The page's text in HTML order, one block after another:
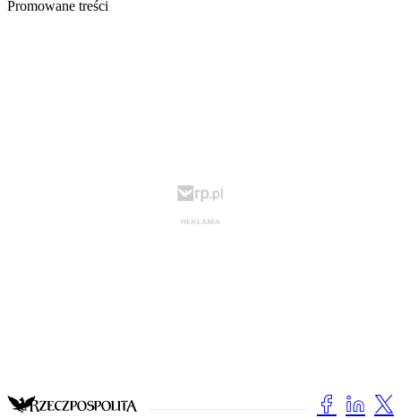
Promowane treści